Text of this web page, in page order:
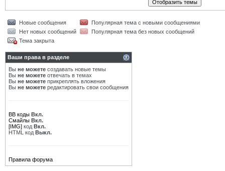
Новые сообщения
Популярная тема с новыми сообщениями
Нет новых сообщений
Популярная тема без новых сообщений
Тема закрыта
Ваши права в разделе
Вы не можете создавать новые темы
Вы не можете отвечать в темах
Вы не можете прикреплять вложения
Вы не можете редактировать свои сообщения
BB коды Вкл.
Смайлы Вкл.
[IMG] код Вкл.
HTML код Выкл.
Правила форума